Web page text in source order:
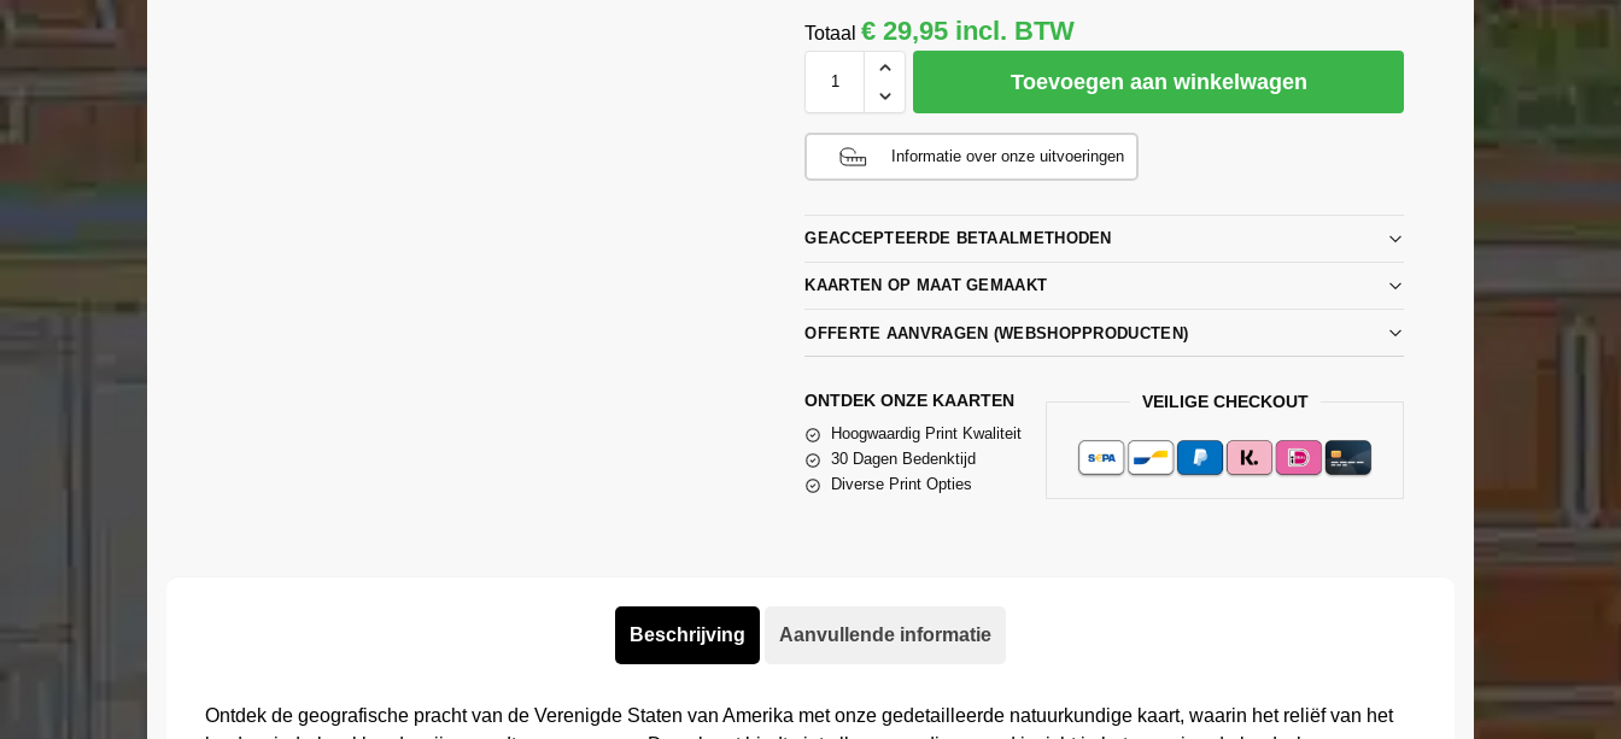
Totaal € 29,95 incl. BTW
Toevoegen aan winkelwagen
Informatie over onze uitvoeringen
GEACCEPTEERDE BETAALMETHODEN
KAARTEN OP MAAT GEMAAKT
OFFERTE AANVRAGEN (WEBSHOPPRODUCTEN)
ONTDEK ONZE KAARTEN
Hoogwaardig Print Kwaliteit
30 Dagen Bedenktijd
Diverse Print Opties
VEILIGE CHECKOUT
Beschrijving Aanvullende informatie
Ontdek de geografische pracht van de Verenigde Staten van Amerika met onze gedetailleerde natuurkundige kaart, waarin het reliëf van het